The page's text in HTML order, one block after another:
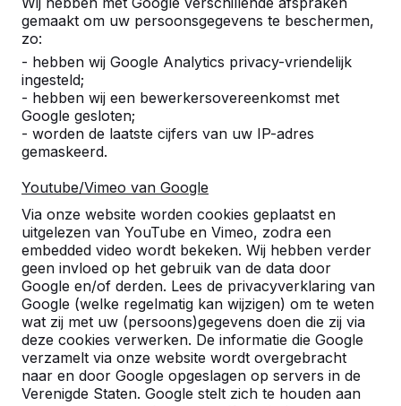
gemaakt om uw persoonsgegevens te beschermen,
zo:
- hebben wij Google Analytics privacy-vriendelijk
ingesteld;
- hebben wij een bewerkersovereenkomst met
Google gesloten;
- worden de laatste cijfers van uw IP-adres
gemaskeerd.
Youtube/Vimeo van Google
Via onze website worden cookies geplaatst en
uitgelezen van YouTube en Vimeo, zodra een
embedded video wordt bekeken. Wij hebben verder
geen invloed op het gebruik van de data door
Google en/of derden. Lees de privacyverklaring van
Google (welke regelmatig kan wijzigen) om te weten
wat zij met uw (persoons)gegevens doen die zij via
deze cookies verwerken. De informatie die Google
verzamelt via onze website wordt overgebracht
naar en door Google opgeslagen op servers in de
Verenigde Staten. Google stelt zich te houden aan
Toevoegen aan offerte
Gratis levering en plaatsing in België.
Geleverd binnen 4 werkweken.
Hoe werkt de levering?Bekijk video